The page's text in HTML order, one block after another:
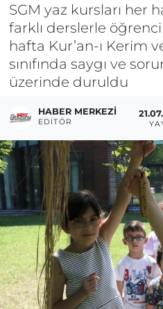
SGM yaz kursları her
farklı derslerle
hafta Kur’an-ı Kerim
sınıfında saygı ve
üzerinde duruldu
HABER MERKEZI
EDITÖR